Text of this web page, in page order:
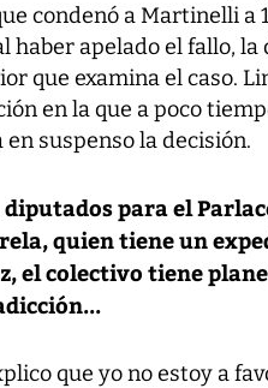
condenó a Martinelli a
haber apelado el fallo, la
que examina el caso.
en la que a poco
suspenso la decisión.
para el
quien tiene un
el colectivo tiene
que yo no estoy a